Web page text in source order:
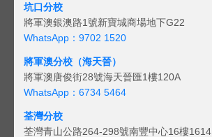
坑口分校
將軍澳銀澳路1號新寶城商場地下G22
WhatsApp：9702 1520
將軍澳分校（海天晉）
將軍澳唐俊街28號海天晉匯1樓120A
WhatsApp：6734 5464
荃灣分校
荃灣青山公路264-298號南豐中心16樓1614